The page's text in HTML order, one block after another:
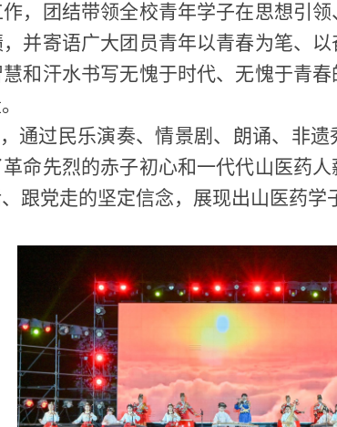
，团结带领全校青年学子在思想引
并寄语广大团员青年以青春为笔、
和汗水书写无愧于时代、无愧于青
通过民乐演奏、情景剧、朗诵、非
命先烈的赤子初心和一代代山医药
跟党走的坚定信念，展现出山医药学